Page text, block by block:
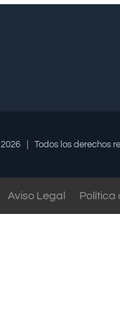
2026 | Todos los derechos
Aviso Legal Política